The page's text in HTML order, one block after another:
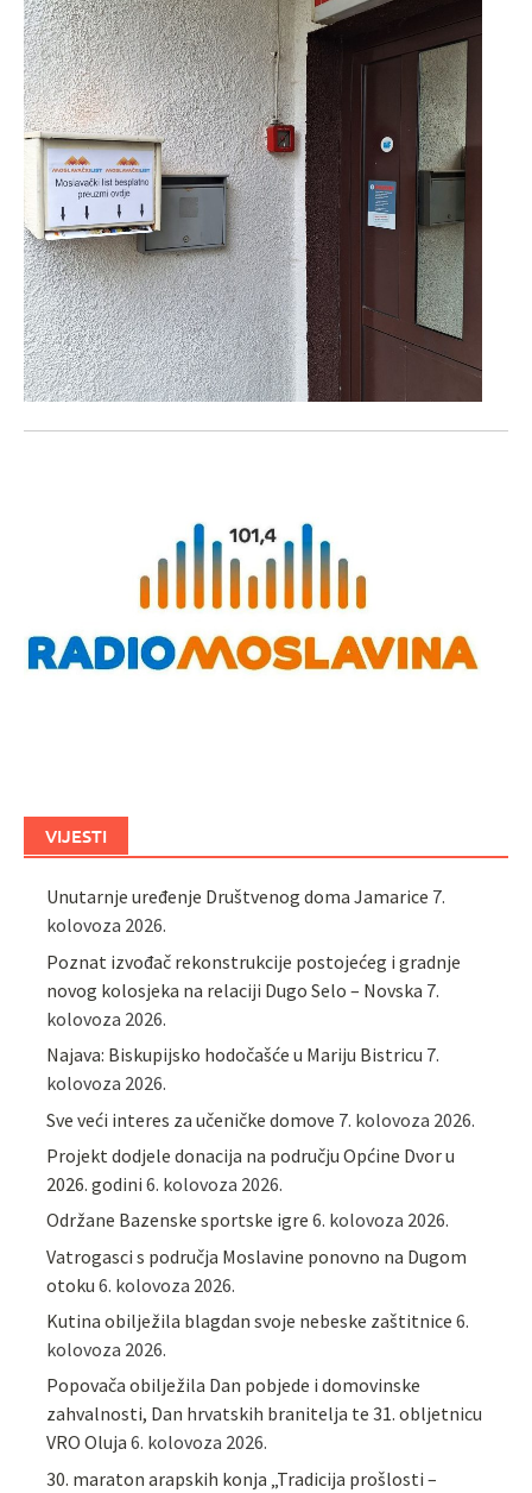
VIJESTI
Unutarnje uređenje Društvenog doma Jamarice 7.
kolovoza 2026.
Poznat izvođač rekonstrukcije postojećeg i gradnje
novog kolosjeka na relaciji Dugo Selo – Novska 7.
kolovoza 2026.
Najava: Biskupijsko hodočašće u Mariju Bistricu 7.
kolovoza 2026.
Sve veći interes za učeničke domove 7. kolovoza 2026.
Projekt dodjele donacija na području Općine Dvor u
2026. godini 6. kolovoza 2026.
Održane Bazenske sportske igre 6. kolovoza 2026.
Vatrogasci s područja Moslavine ponovno na Dugom
otoku 6. kolovoza 2026.
Kutina obilježila blagdan svoje nebeske zaštitnice 6.
kolovoza 2026.
Popovača obilježila Dan pobjede i domovinske
zahvalnosti, Dan hrvatskih branitelja te 31. obljetnicu
VRO Oluja 6. kolovoza 2026.
30. maraton arapskih konja „Tradicija prošlosti –